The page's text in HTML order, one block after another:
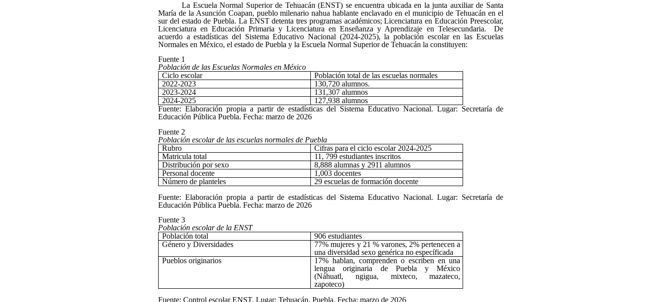
La Escuela Normal Superior de Tehuacán (ENST) se encuentra ubicada en la junta auxiliar de Santa
María de la Asunción Coapan, pueblo milenario nahua hablante enclavado en el municipio de Tehuacán en el
sur del estado de Puebla. La ENST detenta tres programas académicos; Licenciatura en Educación Preescolar,
Licenciatura en Educación Primaria y Licenciatura en Enseñanza y Aprendizaje en Telesecundaria. De
acuerdo a estadísticas del Sistema Educativo Nacional (2024-2025), la población escolar en las Escuelas
Normales en México, el estado de Puebla y la Escuela Normal Superior de Tehuacán la constituyen:
Fuente 1
Población de las Escuelas Normales en México
Ciclo escolar
Población total de las escuelas normales
2022-2023
130,720 alumnos.
2023-2024
131,307 alumnos
2024-2025
127,938 alumnos
Fuente: Elaboración propia a partir de estadísticas del Sistema Educativo Nacional. Lugar: Secretaría de
Educación Pública Puebla. Fecha: marzo de 2026
Fuente 2
Población escolar de las escuelas normales de Puebla
Rubro
Cifras para el ciclo escolar 2024-2025
Matricula total
11, 799 estudiantes inscritos
Distribución por sexo
8,888 alumnas y 2911 alumnos
Personal docente
1,003 docentes
Número de planteles
29 escuelas de formación docente
Fuente: Elaboración propia a partir de estadísticas del Sistema Educativo Nacional. Lugar: Secretaría de
Educación Pública Puebla. Fecha: marzo de 2026
Fuente 3
Población escolar de la ENST
Población total
906 estudiantes
Género y Diversidades
77% mujeres y 21 % varones, 2% pertenecen a
una diversidad sexo genérica no específicada
Pueblos originarios
17% hablan, comprenden o escriben en una
lengua originaria de Puebla y México
(Náhuatl, ngigua, mixteco, mazateco,
zapoteco)
Fuente: Control escolar ENST. Lugar: Tehuacán, Puebla. Fecha: marzo de 2026